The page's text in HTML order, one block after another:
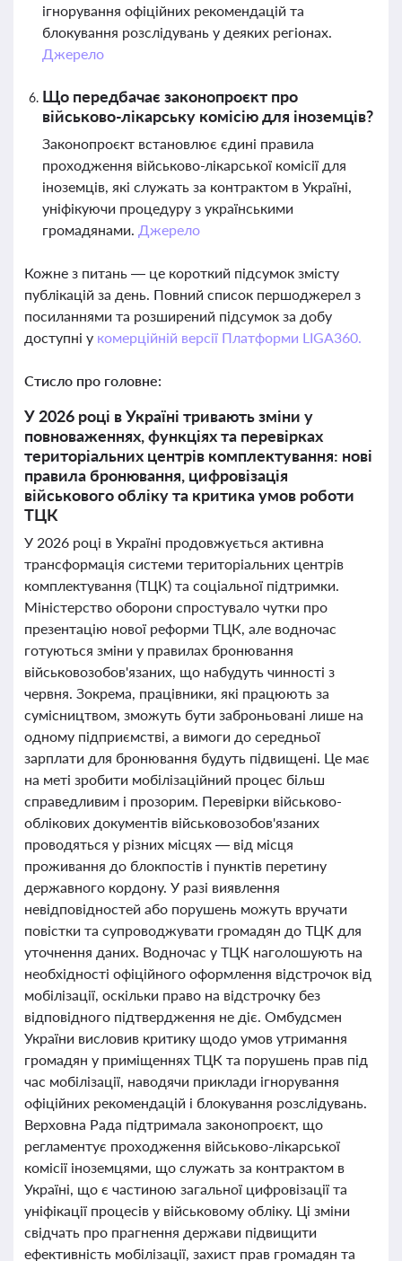
ігнорування офіційних рекомендацій та
блокування розслідувань у деяких регіонах.
Джерело
Що передбачає законопроєкт про
військово-лікарську комісію для іноземців?
Законопроєкт встановлює єдині правила
проходження військово-лікарської комісії для
іноземців, які служать за контрактом в Україні,
уніфікуючи процедуру з українськими
громадянами. Джерело
Кожне з питань — це короткий підсумок змісту
публікацій за день. Повний список першоджерел з
посиланнями та розширений підсумок за добу
доступні у комерційній версії Платформи LIGA360.
Стисло про головне:
У 2026 році в Україні тривають зміни у
повноваженнях, функціях та перевірках
територіальних центрів комплектування: нові
правила бронювання, цифровізація
військового обліку та критика умов роботи
ТЦК
У 2026 році в Україні продовжується активна
трансформація системи територіальних центрів
комплектування (ТЦК) та соціальної підтримки.
Міністерство оборони спростувало чутки про
презентацію нової реформи ТЦК, але водночас
готуються зміни у правилах бронювання
військовозобов'язаних, що набудуть чинності з
червня. Зокрема, працівники, які працюють за
сумісництвом, зможуть бути заброньовані лише на
одному підприємстві, а вимоги до середньої
зарплати для бронювання будуть підвищені. Це має
на меті зробити мобілізаційний процес більш
справедливим і прозорим. Перевірки військово-
облікових документів військовозобов'язаних
проводяться у різних місцях — від місця
проживання до блокпостів і пунктів перетину
державного кордону. У разі виявлення
невідповідностей або порушень можуть вручати
повістки та супроводжувати громадян до ТЦК для
уточнення даних. Водночас у ТЦК наголошують на
необхідності офіційного оформлення відстрочок від
мобілізації, оскільки право на відстрочку без
відповідного підтвердження не діє. Омбудсмен
України висловив критику щодо умов утримання
громадян у приміщеннях ТЦК та порушень прав під
час мобілізації, наводячи приклади ігнорування
офіційних рекомендацій і блокування розслідувань.
Верховна Рада підтримала законопроєкт, що
регламентує проходження військово-лікарської
комісії іноземцями, що служать за контрактом в
Україні, що є частиною загальної цифровізації та
уніфікації процесів у військовому обліку. Ці зміни
свідчать про прагнення держави підвищити
ефективність мобілізації, захист прав громадян та